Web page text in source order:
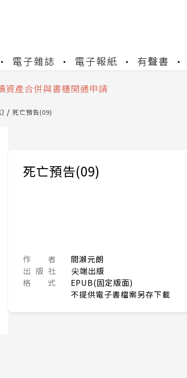
電子雜誌 電子報紙 有聲書
重要說明及資產合併結果查詢
資產合併與書櫃開通申請
書櫃開通與資產合併申請圖文教學
重要說明及資產合併結果查詢
系統維護中，本站同步暫停部分閱讀服務
死亡預告(09)
死亡預告(09)
作 者
間瀨元朗
出 版 社
尖端出版
格 式
EPUB(固定版面)
不提供電子書檔案另存下載